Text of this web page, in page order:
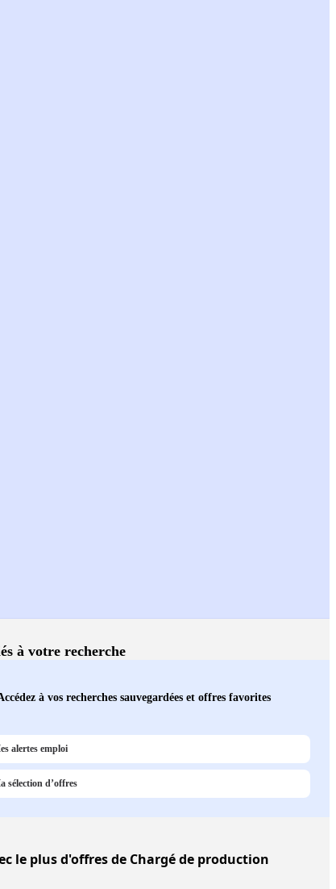
à votre recherche
à vos recherches sauvegardées et offres favorites
alertes emploi
sélection d’offres
le plus d'offres de Chargé de production